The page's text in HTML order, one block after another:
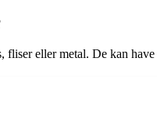
fliser eller metal. De kan